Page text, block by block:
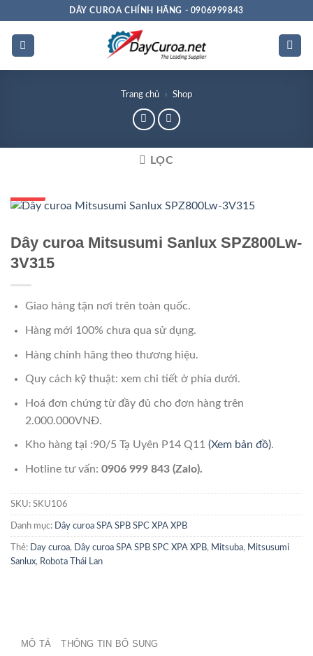
dung
DÂY CUROA CHÍNH HÃNG - 0906999843
Trang chủ » Shop
LỌC
Dây curoa Mitsusumi Sanlux SPZ800Lw-
3V315
Giao hàng tận nơi trên toàn quốc.
Hàng mới 100% chưa qua sử dụng.
Hàng chính hãng theo thương hiệu.
Quy cách kỹ thuật: xem chi tiết ở phía dưới.
Hoá đơn chứng từ đầy đủ cho đơn hàng trên
2.000.000VNĐ.
Kho hàng tại :90/5 Tạ Uyên P14 Q11 (Xem bản đồ).
Hotline tư vấn: 0906 999 843 (Zalo).
SKU: SKU106
Danh mục: Dây curoa SPA SPB SPC XPA XPB
Thẻ: Day curoa, Dây curoa SPA SPB SPC XPA XPB, Mitsuba, Mitsusumi
Sanlux, Robota Thái Lan
MÔ TẢ THÔNG TIN BỔ SUNG